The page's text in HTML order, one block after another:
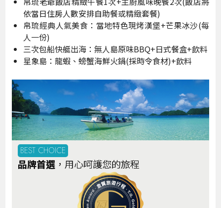
依當日住房人數安排自助餐或精緻套餐)
帛琉經典人氣美食：當地特色現烤漢堡+芒果冰沙(每
人一份)
三次包船快艇出海：無人島原味BBQ+日式餐盒+飲料
星象島：龍蝦、螃蟹海鮮火鍋(採時令食材)+飲料
BEST CHOICE
品牌首選 ，用心呵護您的旅程